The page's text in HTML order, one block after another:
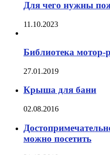
Для чего нужны
11.10.2023
Библиотека мотор-
27.01.2019
Крыша для бани
02.08.2016
можно посетить